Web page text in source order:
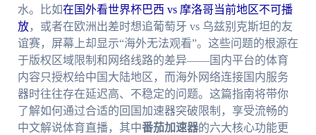
水。比如在国外看世界杯巴西 vs 摩洛哥当前地区不可播
放，或者在欧洲出差时想追葡萄牙 vs 乌兹别克斯坦的友
谊赛，屏幕上却显示“海外无法观看”。这些问题的根源在
于版权区域限制和网络线路的差异——国内平台的体育
内容只授权给中国大陆地区，而海外网络连接国内服务
器时往往存在延迟高、不稳定的问题。这篇指南将带你
了解如何通过合适的回国加速器突破限制，享受流畅的
中文解说体育直播，其中番茄加速器的六大核心功能更